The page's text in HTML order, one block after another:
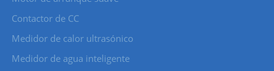
Contactor de CC
Medidor de calor ultrasónico
Medidor de agua inteligente